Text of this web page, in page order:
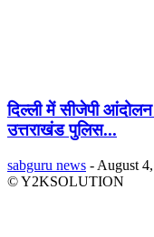
दिल्ली में सीजेपी
उत्तराखंड पुलिस...
sabguru news - August
© Y2KSOLUTION